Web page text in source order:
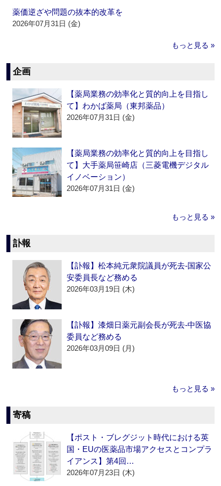
薬価逆ざや問題の抜本的改革を
2026年07月31日 (金)
もっと見る »
企画
【薬局業務の効率化と質的向上を目指し
て】わかば薬局（東邦薬品）
2026年07月31日 (金)
【薬局業務の効率化と質的向上を目指し
て】大手薬局笹崎店（三菱電機デジタル
イノベーション）
2026年07月31日 (金)
もっと見る »
訃報
【訃報】松本純元衆院議員が死去‐国家公
安委員長など務める
2026年03月19日 (木)
【訃報】漆畑日薬元副会長が死去‐中医協
委員など務める
2026年03月09日 (月)
もっと見る »
寄稿
【ポスト・ブレグジット時代における英
国・EUの医薬品市場アクセスとコンプラ
イアンス】第4回…
2026年07月23日 (木)